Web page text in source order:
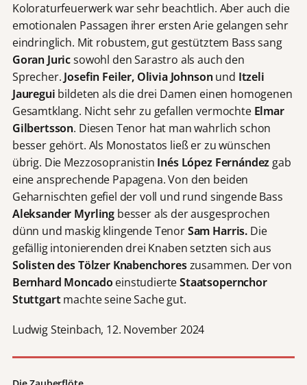
Koloraturfeuerwerk war sehr beachtlich. Aber auch die
emotionalen Passagen ihrer ersten Arie gelangen sehr
eindringlich. Mit robustem, gut gestütztem Bass sang
Goran Juricsowohl den Sarastro als auch den
Sprecher. Josefin Feiler, Olivia Johnsonund Itzeli
Jauregui bildeten als die drei Damen einen homogenen
Gesamtklang. Nicht sehr zu gefallen vermochte Elmar
Gilbertsson. Diesen Tenor hat man wahrlich schon
besser gehört. Als Monostatos ließ er zu wünschen
übrig. Die Mezzosopranistin Inés López Fernández gab
eine ansprechende Papagena. Von den beiden
Geharnischten gefiel der voll und rund singende Bass
Aleksander Myrling besser als der ausgesprochen
dünn und maskig klingende TenorSam Harris. Die
gefällig intonierenden drei Knaben setzten sich aus
Solisten des Tölzer Knabenchoreszusammen. Der von
Bernhard Moncado einstudierteStaatsopernchor
Stuttgartmachte seine Sache gut.
Ludwig Steinbach, 12. November 2024